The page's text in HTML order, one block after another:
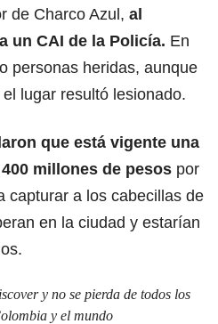
de Charco Azul, al
un CAI de la Policía. En
personas heridas, aunque
lugar resultó lesionado.
que está vigente una
millones de pesos por
capturar a los cabecillas de
en la ciudad y estarían
y no se pierda de todos los
y el mundo